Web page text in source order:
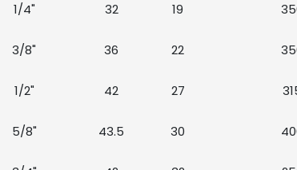
1/4" 32 19
3/8" 36 22
1/2" 42 27
5/8" 43.5 30